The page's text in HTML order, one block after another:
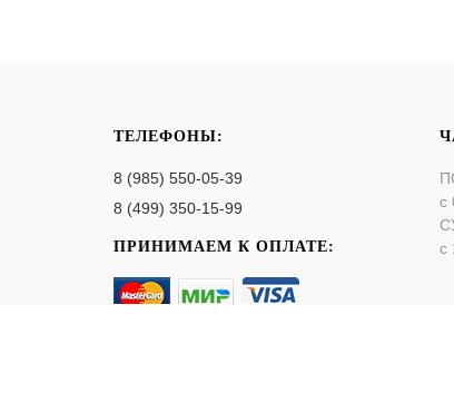
ТЕЛЕФОНЫ:
8 (985) 550-05-39
8 (499) 350-15-99
ПРИНИМАЕМ К ОПЛАТЕ:
с
с